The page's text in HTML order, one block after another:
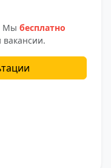
Мы бесплатно